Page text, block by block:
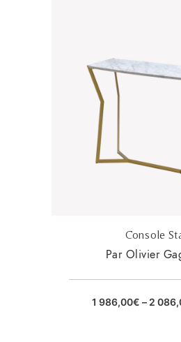
Console
Par Olivier
1 986,00€ – 2